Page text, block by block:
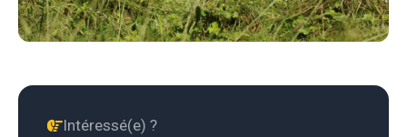
Intéressé(e) ?